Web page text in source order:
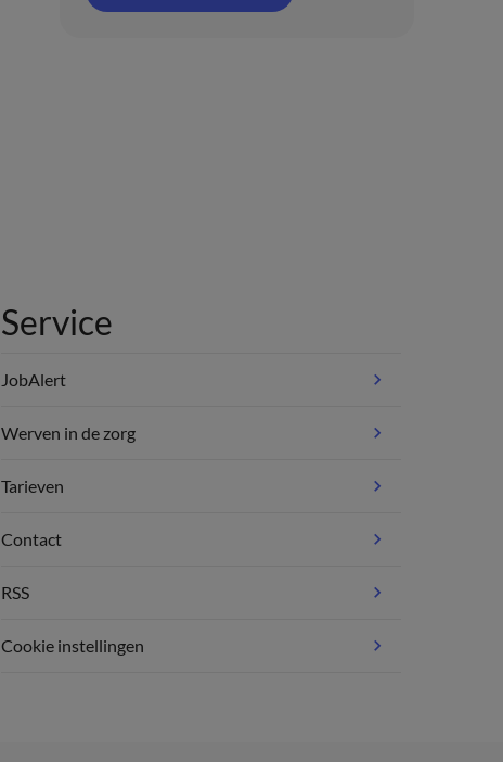
Service
JobAlert
Werven in de zorg
Tarieven
Contact
RSS
Cookie instellingen